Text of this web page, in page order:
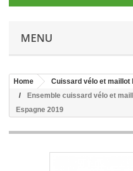
MENU
Home
Cuissard vélo et maillot
Ensemble cuissard vélo et
Espagne 2019